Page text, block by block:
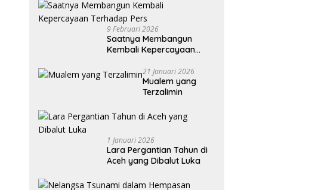
9 Februari 2026
Saatnya Membangun
Kembali Kepercayaan
21 Januari 2026
Mualem yang
Terzalimin
1 Januari 2026
Lara Pergantian Tahun di
Aceh yang Dibalut Luka